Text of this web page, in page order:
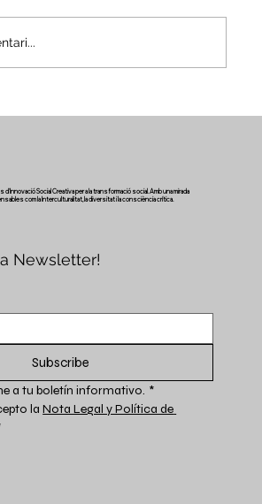
Social Creativa per a la transformació social. Amb una mirada
com la Interculturalitat, la diversitat i la consciència crítica.
Newsletter!
Subscribe
a tu boletín informativo. *
la Nota Legal y Política de